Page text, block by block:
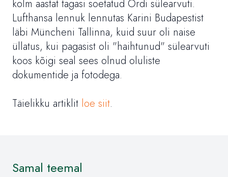
kolm aastat tagasi soetatud Ordi sülearvuti.
Lufthansa lennuk lennutas Karini Budapestist
läbi Müncheni Tallinna, kuid suur oli naise
üllatus, kui pagasist oli "haihtunud" sülearvuti
koos kõigi seal sees olnud oluliste
dokumentide ja fotodega.
Täielikku artiklit loe siit.
Samal teemal